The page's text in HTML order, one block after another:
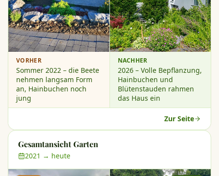
VORHER
Sommer 2022 – die Beete
nehmen langsam Form
an, Hainbuchen noch
jung
NACHHER
2026 – Volle Bepflanzung,
Hainbuchen und
Blütenstauden rahmen
das Haus ein
Zur Seite
Gesamtansicht Garten
2021 → heute